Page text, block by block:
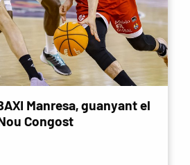
Manresa, guanyant el
Congost